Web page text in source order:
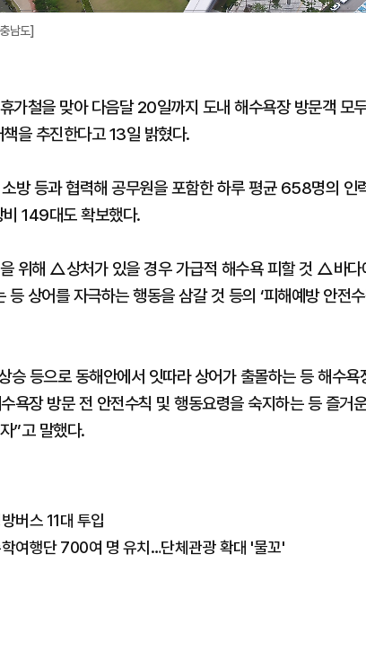
남도]
가철을 맞아 다음달 20일까지 도내 해수욕장 방문객 모
을 추진한다고 13일 밝혔다.
방 등과 협력해 공무원을 포함한 하루 평균 658명의 인
149대도 확보했다.
위해 △상처가 있을 경우 가급적 해수욕 피할 것 △바다
등 상어를 자극하는 행동을 삼갈 것 등의 ‘피해예방 안전
승 등으로 동해안에서 잇따라 상어가 출몰하는 등 해수욕
욕장 방문 전 안전수칙 및 행동요령을 숙지하는 등 즐거
”고 말했다.
버스 11대 투입
여행단 700여 명 유치…단체관광 확대 '물꼬'